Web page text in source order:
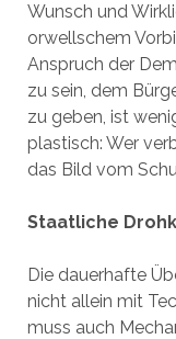
Wunsch und
orwellschem
Anspruch der
zu sein, dem
zu geben, ist
plastisch: Wer
das Bild vom
Staatliche
Die dauerhafte
nicht allein mit
muss auch